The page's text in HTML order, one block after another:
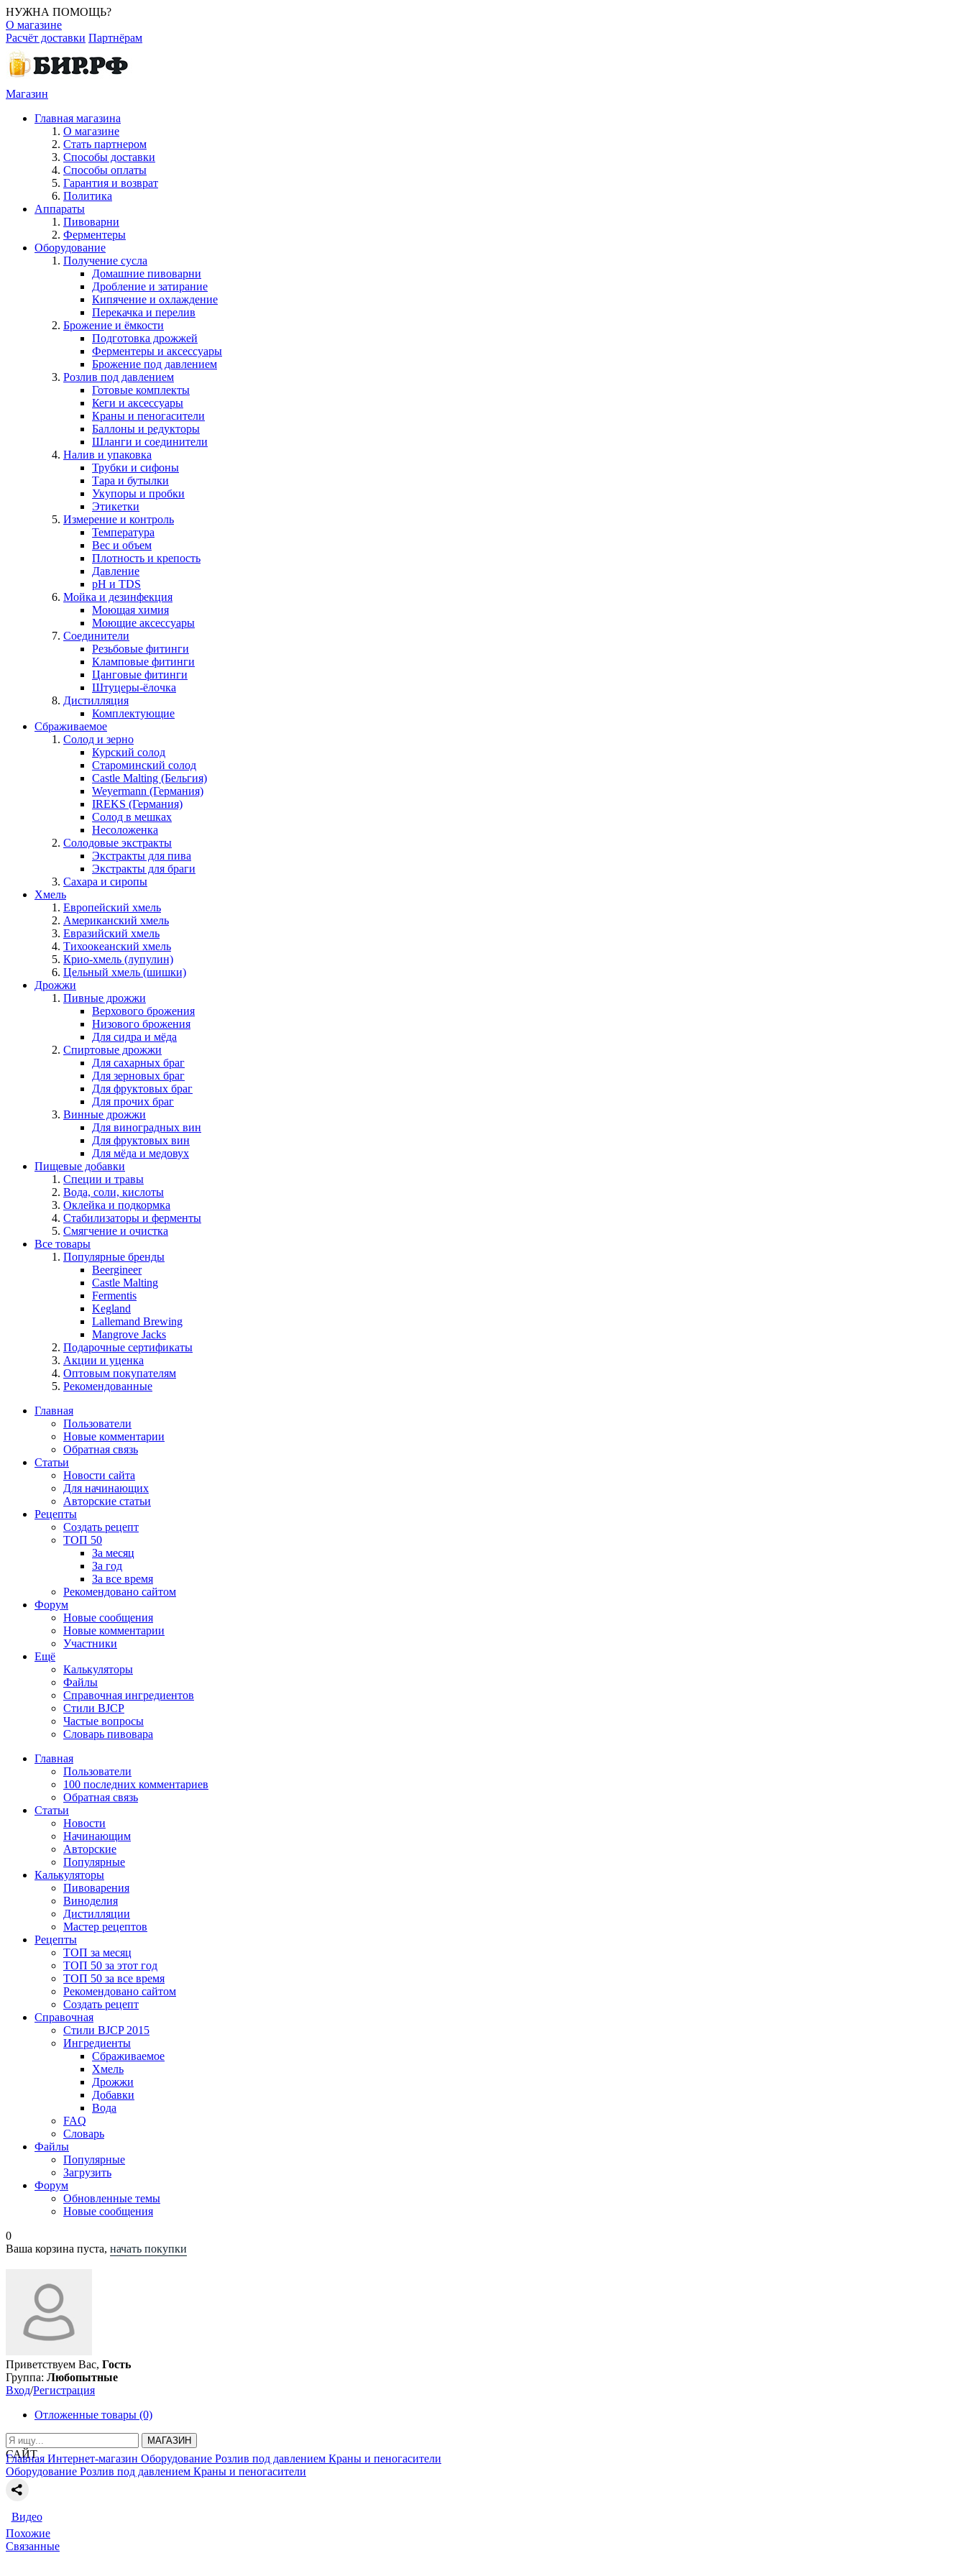
НУЖНА ПОМОЩЬ?
О магазине
Расчёт доставки Партнёрам
Магазин
Главная магазина
О магазине
Стать партнером
Способы доставки
Способы оплаты
Гарантия и возврат
Политика
Аппараты
Пивоварни
Ферментеры
Оборудование
Получение сусла
Домашние пивоварни
Дробление и затирание
Кипячение и охлаждение
Перекачка и перелив
Брожение и ёмкости
Подготовка дрожжей
Ферментеры и аксессуары
Брожение под давлением
Розлив под давлением
Готовые комплекты
Кеги и аксессуары
Краны и пеногасители
Баллоны и редукторы
Шланги и соединители
Налив и упаковка
Трубки и сифоны
Тара и бутылки
Укупоры и пробки
Этикетки
Измерение и контроль
Температура
Вес и объем
Плотность и крепость
Давление
pH и TDS
Мойка и дезинфекция
Моющая химия
Моющие аксессуары
Соединители
Резьбовые фитинги
Кламповые фитинги
Цанговые фитинги
Штуцеры-ёлочка
Дистилляция
Комплектующие
Сбраживаемое
Солод и зерно
Курский солод
Староминский солод
Castle Malting (Бельгия)
Weyermann (Германия)
IREKS (Германия)
Солод в мешках
Несоложенка
Солодовые экстракты
Экстракты для пива
Экстракты для браги
Сахара и сиропы
Хмель
Европейский хмель
Американский хмель
Евразийский хмель
Тихоокеанский хмель
Крио-хмель (лупулин)
Цельный хмель (шишки)
Дрожжи
Пивные дрожжи
Верхового брожения
Низового брожения
Для сидра и мёда
Спиртовые дрожжи
Для сахарных браг
Для зерновых браг
Для фруктовых браг
Для прочих браг
Винные дрожжи
Для виноградных вин
Для фруктовых вин
Для мёда и медовух
Пищевые добавки
Специи и травы
Вода, соли, кислоты
Оклейка и подкормка
Стабилизаторы и ферменты
Смягчение и очистка
Все товары
Популярные бренды
Beergineer
Castle Malting
Fermentis
Kegland
Lallemand Brewing
Mangrove Jacks
Подарочные сертификаты
Акции и уценка
Оптовым покупателям
Рекомендованные
Главная
Пользователи
Новые комментарии
Обратная связь
Статьи
Новости сайта
Для начинающих
Авторские статьи
Рецепты
Создать рецепт
ТОП 50
За месяц
За год
За все время
Рекомендовано сайтом
Форум
Новые сообщения
Новые комментарии
Участники
Ещё
Калькуляторы
Файлы
Справочная ингредиентов
Стили BJCP
Частые вопросы
Словарь пивовара
Главная
Пользователи
100 последних комментариев
Обратная связь
Статьи
Новости
Начинающим
Авторские
Популярные
Калькуляторы
Пивоварения
Виноделия
Дистилляции
Мастер рецептов
Рецепты
ТОП за месяц
ТОП 50 за этот год
ТОП 50 за все время
Рекомендовано сайтом
Создать рецепт
Справочная
Стили BJCP 2015
Ингредиенты
Сбраживаемое
Хмель
Дрожжи
Добавки
Вода
FAQ
Словарь
Файлы
Популярные
Загрузить
Форум
Обновленные темы
Новые сообщения
0
Ваша корзина пуста, начать покупки
Приветствуем Вас, Гость
Группа: Любопытные
Вход/Регистрация
Отложенные товары (0)
МАГАЗИН
САЙТ
Главная Интернет-магазин Оборудование Розлив под давлением Краны и пеногасители
Оборудование Розлив под давлением Краны и пеногасители
Видео
Похожие
Связанные